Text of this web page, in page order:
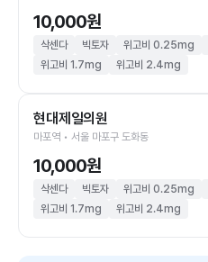
10,000원
삭센다 빅토자 위고비 0.25mg
위고비 1.7mg
위고비 2.4mg
현대제일의원
마포역 • 서울 마포구 도화동
10,000원
삭센다 빅토자 위고비 0.25mg
위고비 1.7mg
위고비 2.4mg